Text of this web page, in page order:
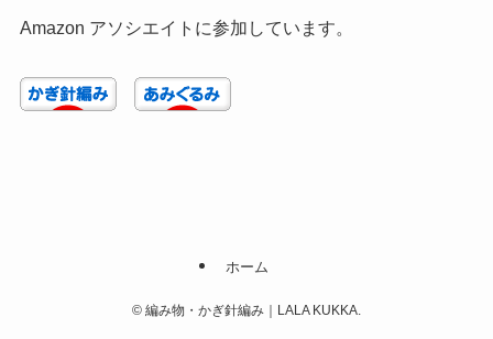
Amazon アソシエイトに参加しています。
ホーム
© 編み物・かぎ針編み｜LALA KUKKA.